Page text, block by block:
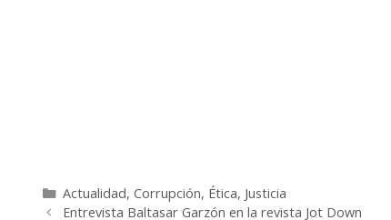
Categorías
Actualidad, Corrupción, Ética, Justicia
Entrevista Baltasar Garzón en la revista Jot Down